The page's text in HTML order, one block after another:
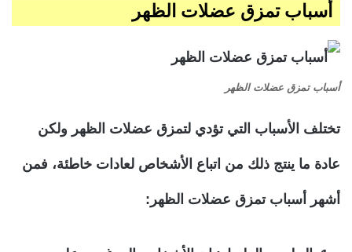
أسباب تمزق عضلات الظهر
أسباب تمزق عضلات الظهر
تختلف الأسباب التي تؤدي لتمزق عضلات الظهر ولكن
عادة ما ينتج ذلك من اتباع الأشخاص لعادات خاطئة، فمن
أشهر أسباب تمزق عضلات الظهر: